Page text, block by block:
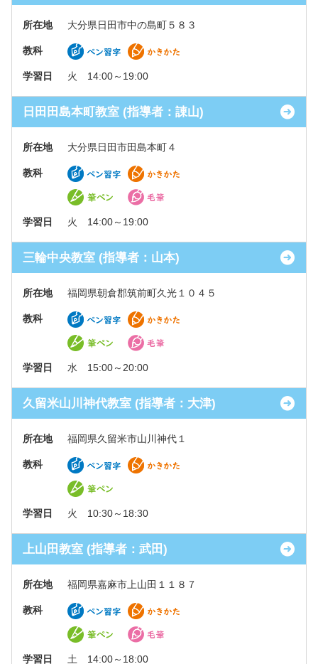
所在地 大分県日田市中の島町５８３
教科
学習日 火 14:00～19:00
日田田島本町教室 (指導者：諌山)
所在地 大分県日田市田島本町４
教科
学習日 火 14:00～19:00
三輪中央教室 (指導者：山本)
所在地 福岡県朝倉郡筑前町久光１０４５
教科
学習日 水 15:00～20:00
久留米山川神代教室 (指導者：大津)
所在地 福岡県久留米市山川神代１
教科
学習日 火 10:30～18:30
上山田教室 (指導者：武田)
所在地 福岡県嘉麻市上山田１１８７
教科
学習日 土 14:00～18:00